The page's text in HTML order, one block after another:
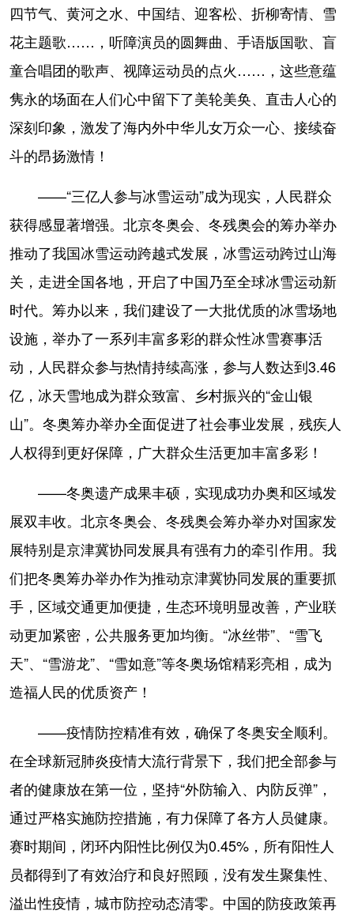
四节气、黄河之水、中国结、迎客松、折柳寄情、雪
花主题歌……，听障演员的圆舞曲、手语版国歌、盲
童合唱团的歌声、视障运动员的点火……，这些意蕴
隽永的场面在人们心中留下了美轮美奂、直击人心的
深刻印象，激发了海内外中华儿女万众一心、接续奋
斗的昂扬激情！
——“三亿人参与冰雪运动”成为现实，人民群众
获得感显著增强。北京冬奥会、冬残奥会的筹办举办
推动了我国冰雪运动跨越式发展，冰雪运动跨过山海
关，走进全国各地，开启了中国乃至全球冰雪运动新
时代。筹办以来，我们建设了一大批优质的冰雪场地
设施，举办了一系列丰富多彩的群众性冰雪赛事活
动，人民群众参与热情持续高涨，参与人数达到3.46
亿，冰天雪地成为群众致富、乡村振兴的“金山银
山”。冬奥筹办举办全面促进了社会事业发展，残疾人
人权得到更好保障，广大群众生活更加丰富多彩！
——冬奥遗产成果丰硕，实现成功办奥和区域发
展双丰收。北京冬奥会、冬残奥会筹办举办对国家发
展特别是京津冀协同发展具有强有力的牵引作用。我
们把冬奥筹办举办作为推动京津冀协同发展的重要抓
手，区域交通更加便捷，生态环境明显改善，产业联
动更加紧密，公共服务更加均衡。“冰丝带”、“雪飞
天”、“雪游龙”、“雪如意”等冬奥场馆精彩亮相，成为
造福人民的优质资产！
——疫情防控精准有效，确保了冬奥安全顺利。
在全球新冠肺炎疫情大流行背景下，我们把全部参与
者的健康放在第一位，坚持“外防输入、内防反弹”，
通过严格实施防控措施，有力保障了各方人员健康。
赛时期间，闭环内阳性比例仅为0.45%，所有阳性人
员都得到了有效治疗和良好照顾，没有发生聚集性、
溢出性疫情，城市防控动态清零。中国的防疫政策再